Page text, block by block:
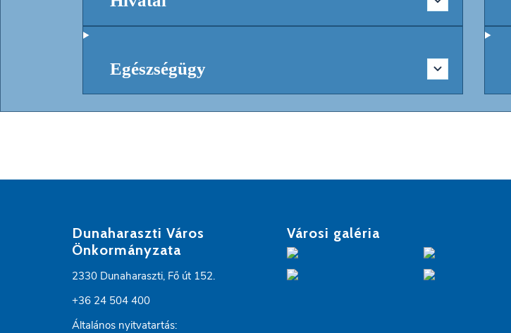
Egészségügy
Dunaharaszti Város
Önkormányzata
2330 Dunaharaszti, Fő út 152.
+36 24 504 400
Általános nyitvatartás:
Városi galéria